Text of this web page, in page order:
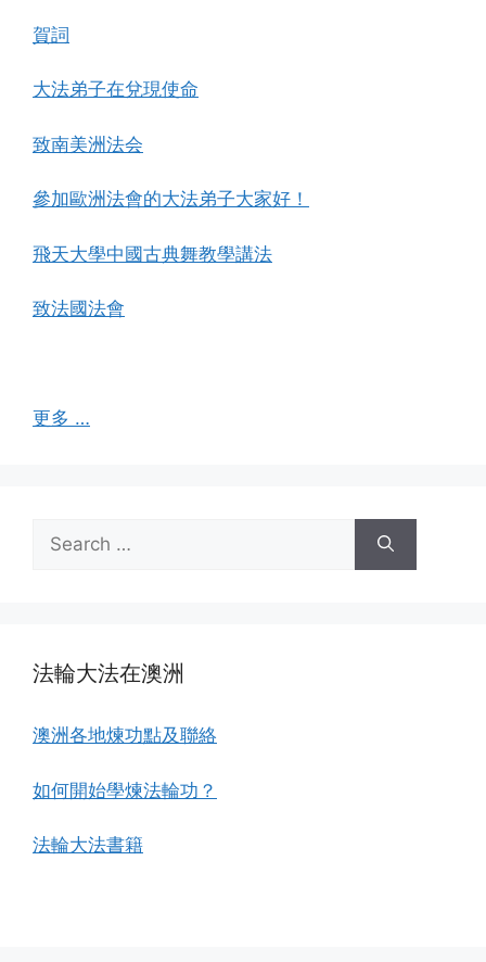
賀詞
大法弟子在兌現使命
致南美洲法会
參加歐洲法會的大法弟子大家好！
飛天大學中國古典舞教學講法
致法國法會
更多 …
Search
for:
法輪大法在澳洲
澳洲各地煉功點及聯絡
如何開始學煉法輪功？
法輪大法書籍